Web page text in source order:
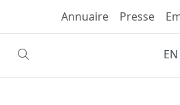
Annuaire Presse
EN